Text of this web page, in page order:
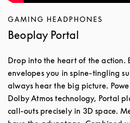
GAMING HEADPHONES
Beoplay Portal
Drop into the heart of the action.
envelopes you in spine-tingling
always hear the big picture.
Dolby Atmos technology, Portal
call-outs precisely in 3D space.